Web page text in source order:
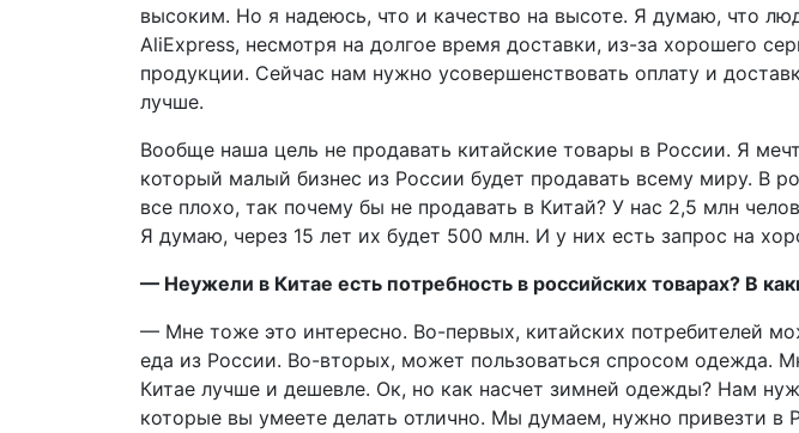
высоким. Но я надеюсь, что и качество на высоте. Я думаю, что
AliExpress, несмотря на долгое время доставки, из-за хорошего
продукции. Сейчас нам нужно усовершенствовать оплату и
лучше.
Вообще наша цель не продавать китайские товары в России. Я
который малый бизнес из России будет продавать всему миру. В
все плохо, так почему бы не продавать в Китай? У нас 2,5 млн
Я думаю, через 15 лет их будет 500 млн. И у них есть запрос на
— Неужели в Китае есть потребность в российских товарах? В
— Мне тоже это интересно. Во-первых, китайских потребителей
еда из России. Во-вторых, может пользоваться спросом одежда.
Китае лучше и дешевле. Ок, но как насчет зимней одежды? Нам
которые вы умеете делать отлично. Мы думаем, нужно привезти в